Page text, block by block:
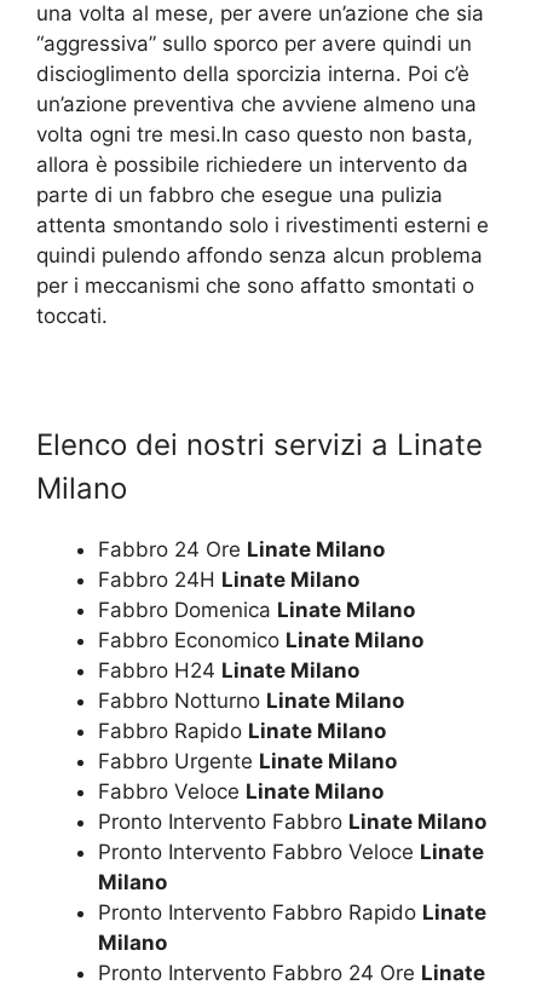
una volta al mese, per avere un’azione che sia
“aggressiva” sullo sporco per avere quindi un
discioglimento della sporcizia interna. Poi c’è
un’azione preventiva che avviene almeno una
volta ogni tre mesi.In caso questo non basta,
allora è possibile richiedere un intervento da
parte di un fabbro che esegue una pulizia
attenta smontando solo i rivestimenti esterni e
quindi pulendo affondo senza alcun problema
per i meccanismi che sono affatto smontati o
toccati.
Elenco dei nostri servizi a Linate
Milano
Fabbro 24 Ore Linate Milano
Fabbro 24H Linate Milano
Fabbro Domenica Linate Milano
Fabbro Economico Linate Milano
Fabbro H24 Linate Milano
Fabbro Notturno Linate Milano
Fabbro Rapido Linate Milano
Fabbro Urgente Linate Milano
Fabbro Veloce Linate Milano
Pronto Intervento Fabbro Linate Milano
Pronto Intervento Fabbro Veloce Linate
Milano
Pronto Intervento Fabbro Rapido Linate
Milano
Pronto Intervento Fabbro 24 Ore Linate